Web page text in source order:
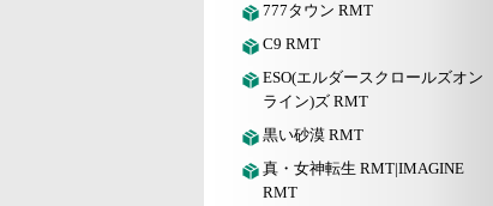
777タウン RMT
C9 RMT
ESO(エルダースクロールズオン
ライン)ズ RMT
黒い砂漠 RMT
真・女神転生 RMT|IMAGINE
RMT